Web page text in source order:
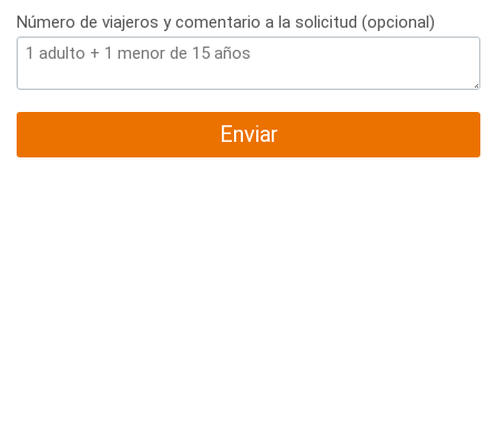
Número de viajeros y comentario a la solicitud (opcional)
Enviar